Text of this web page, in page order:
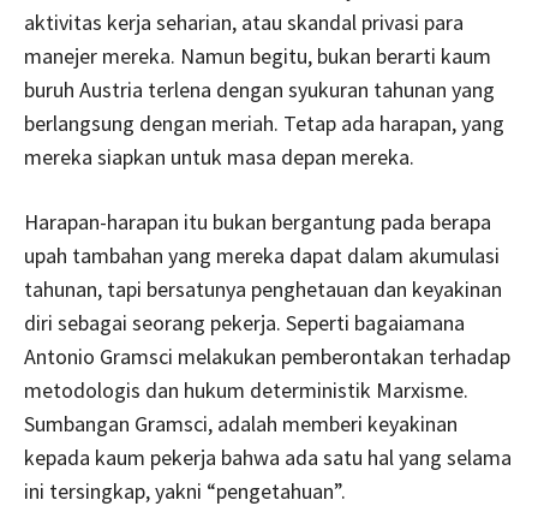
aktivitas kerja seharian, atau skandal privasi para
manejer mereka. Namun begitu, bukan berarti kaum
buruh Austria terlena dengan syukuran tahunan yang
berlangsung dengan meriah. Tetap ada harapan, yang
mereka siapkan untuk masa depan mereka.
Harapan-harapan itu bukan bergantung pada berapa
upah tambahan yang mereka dapat dalam akumulasi
tahunan, tapi bersatunya penghetauan dan keyakinan
diri sebagai seorang pekerja. Seperti bagaiamana
Antonio Gramsci melakukan pemberontakan terhadap
metodologis dan hukum deterministik Marxisme.
Sumbangan Gramsci, adalah memberi keyakinan
kepada kaum pekerja bahwa ada satu hal yang selama
ini tersingkap, yakni “pengetahuan”.